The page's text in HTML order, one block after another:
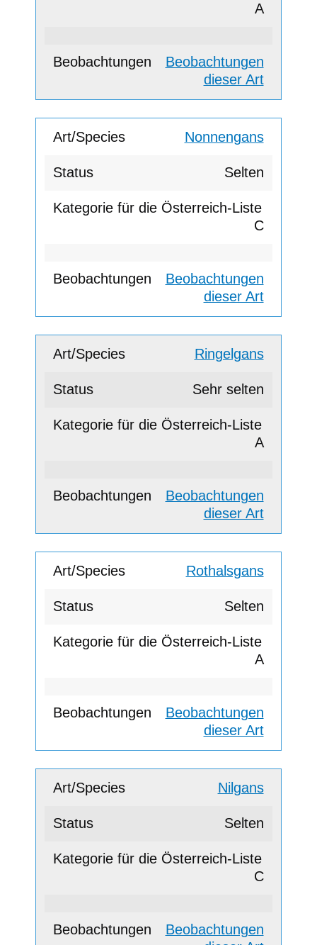
A
Beobachtungen
dieser Art
Nonnengans
Selten
C
Beobachtungen
dieser Art
Ringelgans
Sehr selten
A
Beobachtungen
dieser Art
Rothalsgans
Selten
A
Beobachtungen
dieser Art
Nilgans
Selten
C
Beobachtungen